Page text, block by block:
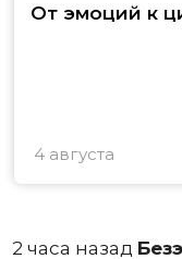
От эмоций к
4 августа
2 часа назад